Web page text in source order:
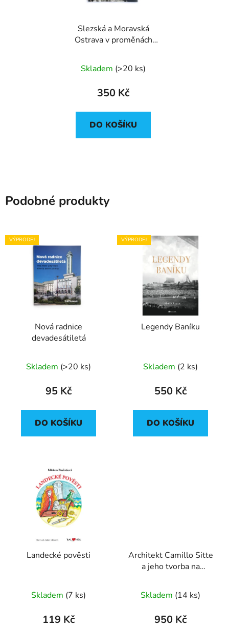
Slezská a Moravská
Ostrava v proměnách
Skladem (>20 ks)
350 Kč
DO KOŠÍKU
Podobné produkty
VÝPRODEJ
Nová radnice
devadesátiletá
Skladem (>20 ks)
95 Kč
DO KOŠÍKU
VÝPRODEJ
Legendy Baníku
Skladem (2 ks)
550 Kč
DO KOŠÍKU
Landecké pověsti
Skladem (7 ks)
119 Kč
Architekt Camillo Sitte
a jeho tvorba na
Skladem (14 ks)
950 Kč